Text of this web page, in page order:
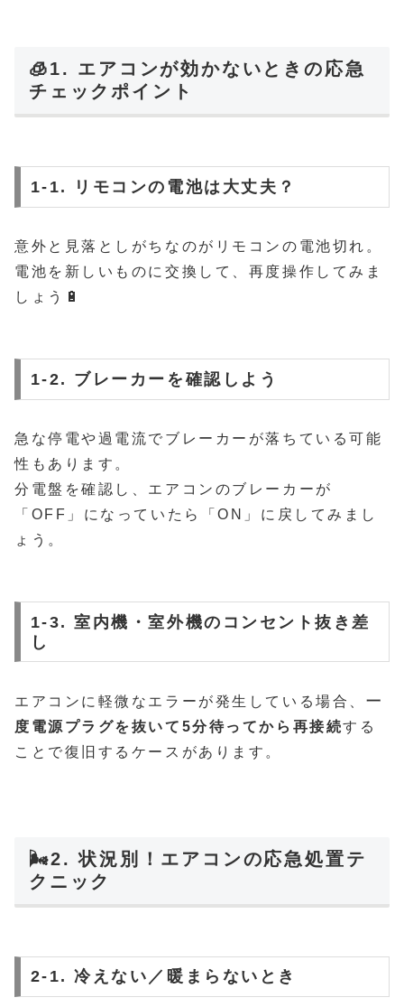
🧊1. エアコンが効かないときの応急
チェックポイント
1-1. リモコンの電池は大丈夫？
意外と見落としがちなのがリモコンの電池切れ。
電池を新しいものに交換して、再度操作してみま
しょう🔋
1-2. ブレーカーを確認しよう
急な停電や過電流でブレーカーが落ちている可能
性もあります。
分電盤を確認し、エアコンのブレーカーが
「OFF」になっていたら「ON」に戻してみまし
ょう。
1-3. 室内機・室外機のコンセント抜き差
し
エアコンに軽微なエラーが発生している場合、 一
度電源プラグを抜いて5分待ってから再接続する
ことで復旧するケースがあります。
🌬2. 状況別！エアコンの応急処置テ
クニック
2-1. 冷えない／暖まらないとき